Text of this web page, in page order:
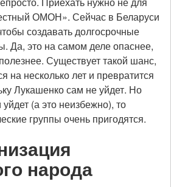
ОМОН». Сейчас в Беларуси
создавать долгосрочные
Да, это на самом деле опаснее,
Существует такой шанс,
на несколько лет и превратится
Лукашенко сам не уйдет. Но
уйдет (а это неизбежно), то
группы очень пригодятся.
народа